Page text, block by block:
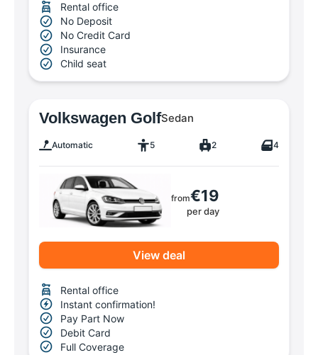
Rental office
No Deposit
No Credit Card
Insurance
Child seat
Volkswagen GolfSedan
Automatic 5 2 4
from€19
per day
View deal
Rental office
Instant confirmation!
Pay Part Now
Debit Card
Full Coverage